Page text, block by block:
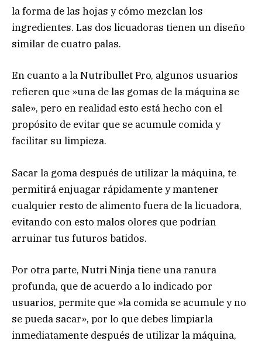
la forma de las hojas y cómo mezclan los
ingredientes. Las dos licuadoras tienen un diseño
similar de cuatro palas.
En cuanto a la Nutribullet Pro, algunos usuarios
refieren que »una de las gomas de la máquina se
sale», pero en realidad esto está hecho con el
propósito de evitar que se acumule comida y
facilitar su limpieza.
Sacar la goma después de utilizar la máquina, te
permitirá enjuagar rápidamente y mantener
cualquier resto de alimento fuera de la licuadora,
evitando con esto malos olores que podrían
arruinar tus futuros batidos.
Por otra parte, Nutri Ninja tiene una ranura
profunda, que de acuerdo a lo indicado por
usuarios, permite que »la comida se acumule y no
se pueda sacar», por lo que debes limpiarla
inmediatamente después de utilizar la máquina,